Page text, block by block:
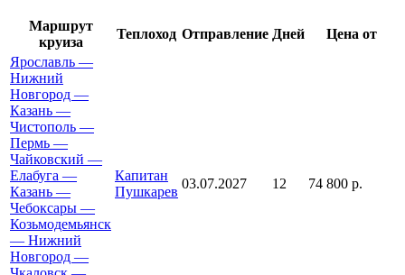
Маршрут
круиза
Теплоход Отправление Дней
Цена от
Ярославль —
Нижний
Новгород —
Казань —
Чистополь —
Пермь —
Чайковский —
Елабуга —
Казань —
Чебоксары —
Козьмодемьянск
— Нижний
Новгород —
Капитан
Пушкарев
03.07.2027 12 74 800 р.